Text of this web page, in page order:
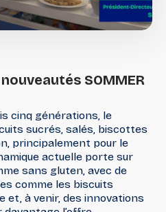
nouveautés SOMMER
cinq générations, le
sucrés, salés, biscottes
principalement pour le
actuelle porte sur
sans gluten, avec de
comme les biscuits
et, à venir, des innovations